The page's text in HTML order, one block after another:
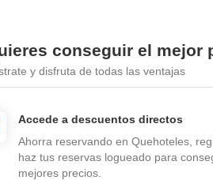
conseguir el mejor
y disfruta de todas las ventajas
Accede a descuentos directos
Ahorra reservando en Quehoteles,
haz tus reservas logueado para
mejores precios.